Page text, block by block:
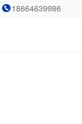
18664639986